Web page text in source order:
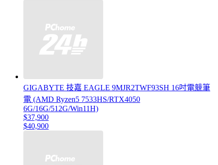
GIGABYTE 技嘉 EAGLE 9MJR2TWF93SH 16吋電競筆
電 (AMD Ryzen5 7533HS/RTX4050
6G/16G/512G/Win11H)
$37,900
$40,900